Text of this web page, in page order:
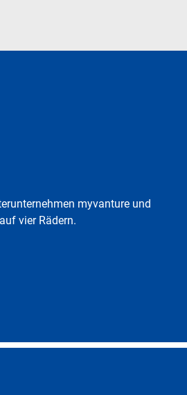
myvanture und
vier Rädern.